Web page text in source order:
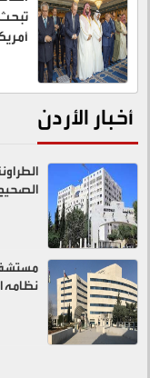
أخبار الأردن
نظامه